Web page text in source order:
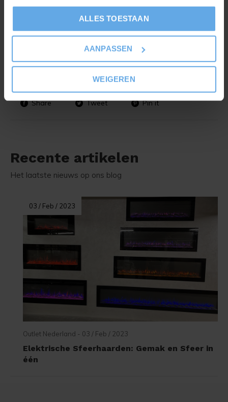
ALLES TOESTAAN
AANPASSEN
WEIGEREN
Of u nu op zoek bent naar een plek om te ontspannen met
uw gezin of naar een warme en gezellige sfeer voor uw
gasten, een elektrische sfeerhaard is de perfecte keuze.
Share Tweet Pin it
Recente artikelen
Het laatste nieuws op ons blog
03 / Feb / 2023
Outlet Nederland - 03 / Feb / 2023
Elektrische Sfeerhaarden: Gemak en Sfeer in
één